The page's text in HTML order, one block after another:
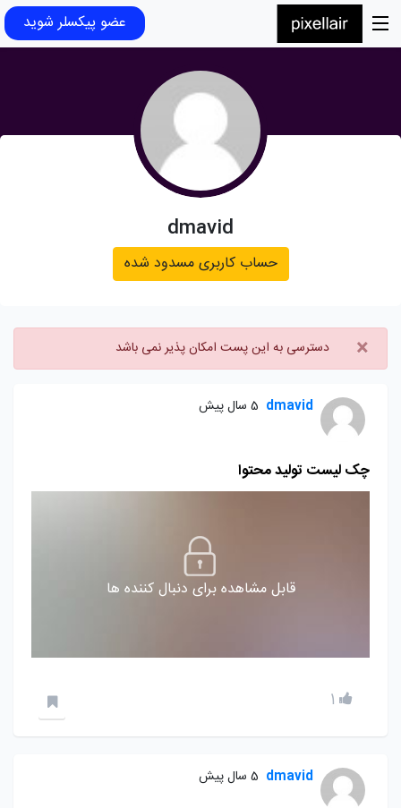
عضو پیکسلر شوید
dmavid
حساب کاربری مسدود شده
× دسترسی به این پست امکان پذیر نمی باشد
dmavid 5 سال پیش
چک لیست تولید محتوا
قابل مشاهده برای دنبال کننده ها
1
dmavid 5 سال پیش